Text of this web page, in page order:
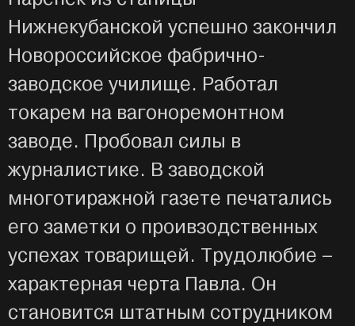
Нижнекубанской успешно закончил
Новороссийское фабрично-
заводское училище. Работал
токарем на вагоноремонтном
заводе. Пробовал силы в
журналистике. В заводской
многотиражной газете печатались
его заметки о проивзодственных
успехах товарищей. Трудолюбие –
характерная черта Павла. Он
становится штатным сотрудником